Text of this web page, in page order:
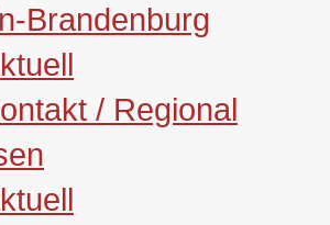
Brandenburg
/ Regional